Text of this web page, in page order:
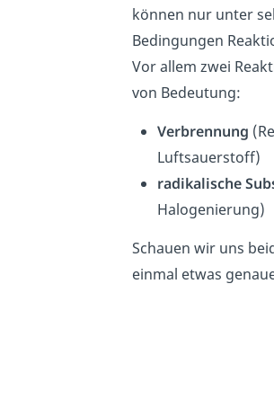
können nur unter
Bedingungen
Vor allem zwei
von Bedeutung:
Verbrennung
Luftsauerstoff)
radikalische
Halogenierung)
Schauen wir uns
einmal etwas